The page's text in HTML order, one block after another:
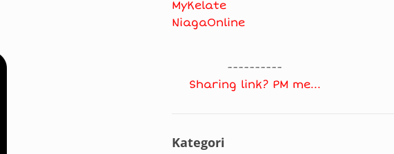
MyKelate
NiagaOnline
----------
Sharing link? PM me...
Kategori